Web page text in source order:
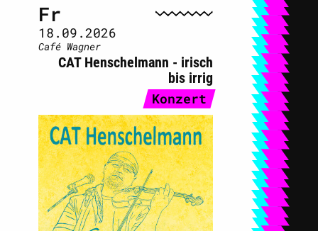
Fr
18.09.2026
Café Wagner
CAT Henschelmann - irisch
bis irrig
Konzert